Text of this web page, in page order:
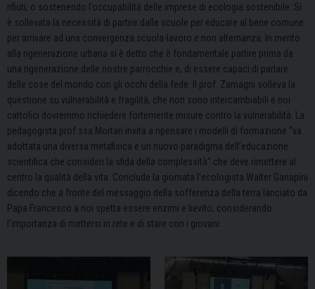
rifiuti, o sostenendo l’occupabilitá delle imprese di ecologia sostenibile. Si
è sollevata la necessità di partire dalle scuole per educare al bene comune
per arrivare ad una convergenza scuola-lavoro e non alternanza. In merito
alla rigenerazione urbana si è detto che è fondamentale partire prima da
una rigenerazione delle nostre parrocchie e, di essere capaci di parlare
delle cose del mondo con gli occhi della fede. Il prof. Zamagni solleva la
questione su vulnerabilità e fragilità, che non sono intercambiabili e noi
cattolici dovremmo richiedere fortemente misure contro la vulnerabilità. La
pedagogista prof.ssa Mortari invita a ripensare i modelli di formazione “va
adottata una diversa metafisica e un nuovo paradigma dell’educazione
scientifica che consideri la sfida della complessità” che deve rimettere al
centro la qualità della vita. Conclude la giornata l’ecologista Walter Ganapini
dicendo che a fronte del messaggio della sofferenza della terra lanciato da
Papa Francesco a noi spetta essere enzimi e lievito, considerando
l’importanza di mettersi in rete e di stare con i giovani.